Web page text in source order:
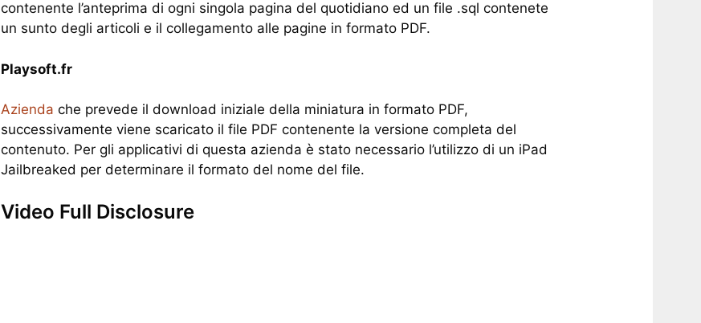
contenente l’anteprima di ogni singola pagina del quotidiano ed un file .sql contenete
un sunto degli articoli e il collegamento alle pagine in formato PDF.
Playsoft.fr
Azienda che prevede il download iniziale della miniatura in formato PDF,
successivamente viene scaricato il file PDF contenente la versione completa del
contenuto. Per gli applicativi di questa azienda è stato necessario l’utilizzo di un iPad
Jailbreaked per determinare il formato del nome del file.
Video Full Disclosure